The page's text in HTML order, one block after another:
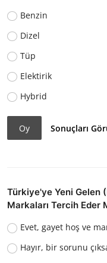
Benzin
Dizel
Tüp
Elektirik
Hybrid
Oy Sonuçları
Türkiye'ye Yeni Gelen
Markaları Tercih Eder
Evet, gayet hoş ve
Hayır, bir sorunu